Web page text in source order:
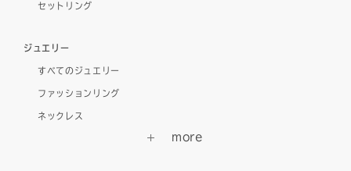
セットリング
ジュエリー
すべてのジュエリー
ファッションリング
ネックレス